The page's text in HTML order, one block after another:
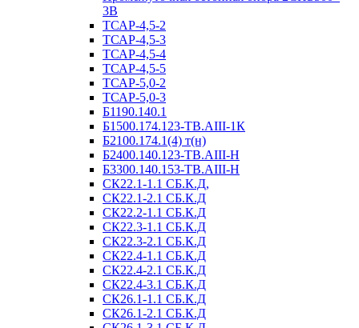
3В
ТСАР-4,5-2
ТСАР-4,5-3
ТСАР-4,5-4
ТСАР-4,5-5
ТСАР-5,0-2
ТСАР-5,0-3
Б1190.140.1
Б1500.174.123-ТВ.АIII-1К
Б2100.174.1(4) т(н)
Б2400.140.123-ТВ.АIII-Н
Б3300.140.153-ТВ.АIII-Н
СК22.1-1.1 СБ.К.Д,
СК22.1-2.1 СБ.К.Д
СК22.2-1.1 СБ.К.Д
СК22.3-1.1 СБ.К.Д
СК22.3-2.1 СБ.К.Д
СК22.4-1.1 СБ.К.Д
СК22.4-2.1 СБ.К.Д
СК22.4-3.1 СБ.К.Д
СК26.1-1.1 СБ.К.Д
СК26.1-2.1 СБ.К.Д